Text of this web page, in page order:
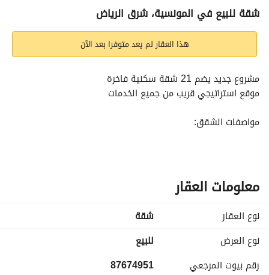
التفاصيل معلومات ترخيص الإعلان
شقة للبيع في المونسية، شرق الرياض
هذا العقار لم يعد متوفرا بعد الآن
مشروع جديد يضم 21 شقة سكنية فاخرة
موقع استراتيجي قريب من جميع الخدمات
مواصفات الشقق:
تصميم عملي وواجهات جنوبية مميزة
شقق متوفرة في الدور الأرضي، الأول، الثاني، والثالث (مع سطح)
معلومات العقار
نوع العقار
شقة
نوع العرض
للبيع
رقم بيوت المرجعي
87674951